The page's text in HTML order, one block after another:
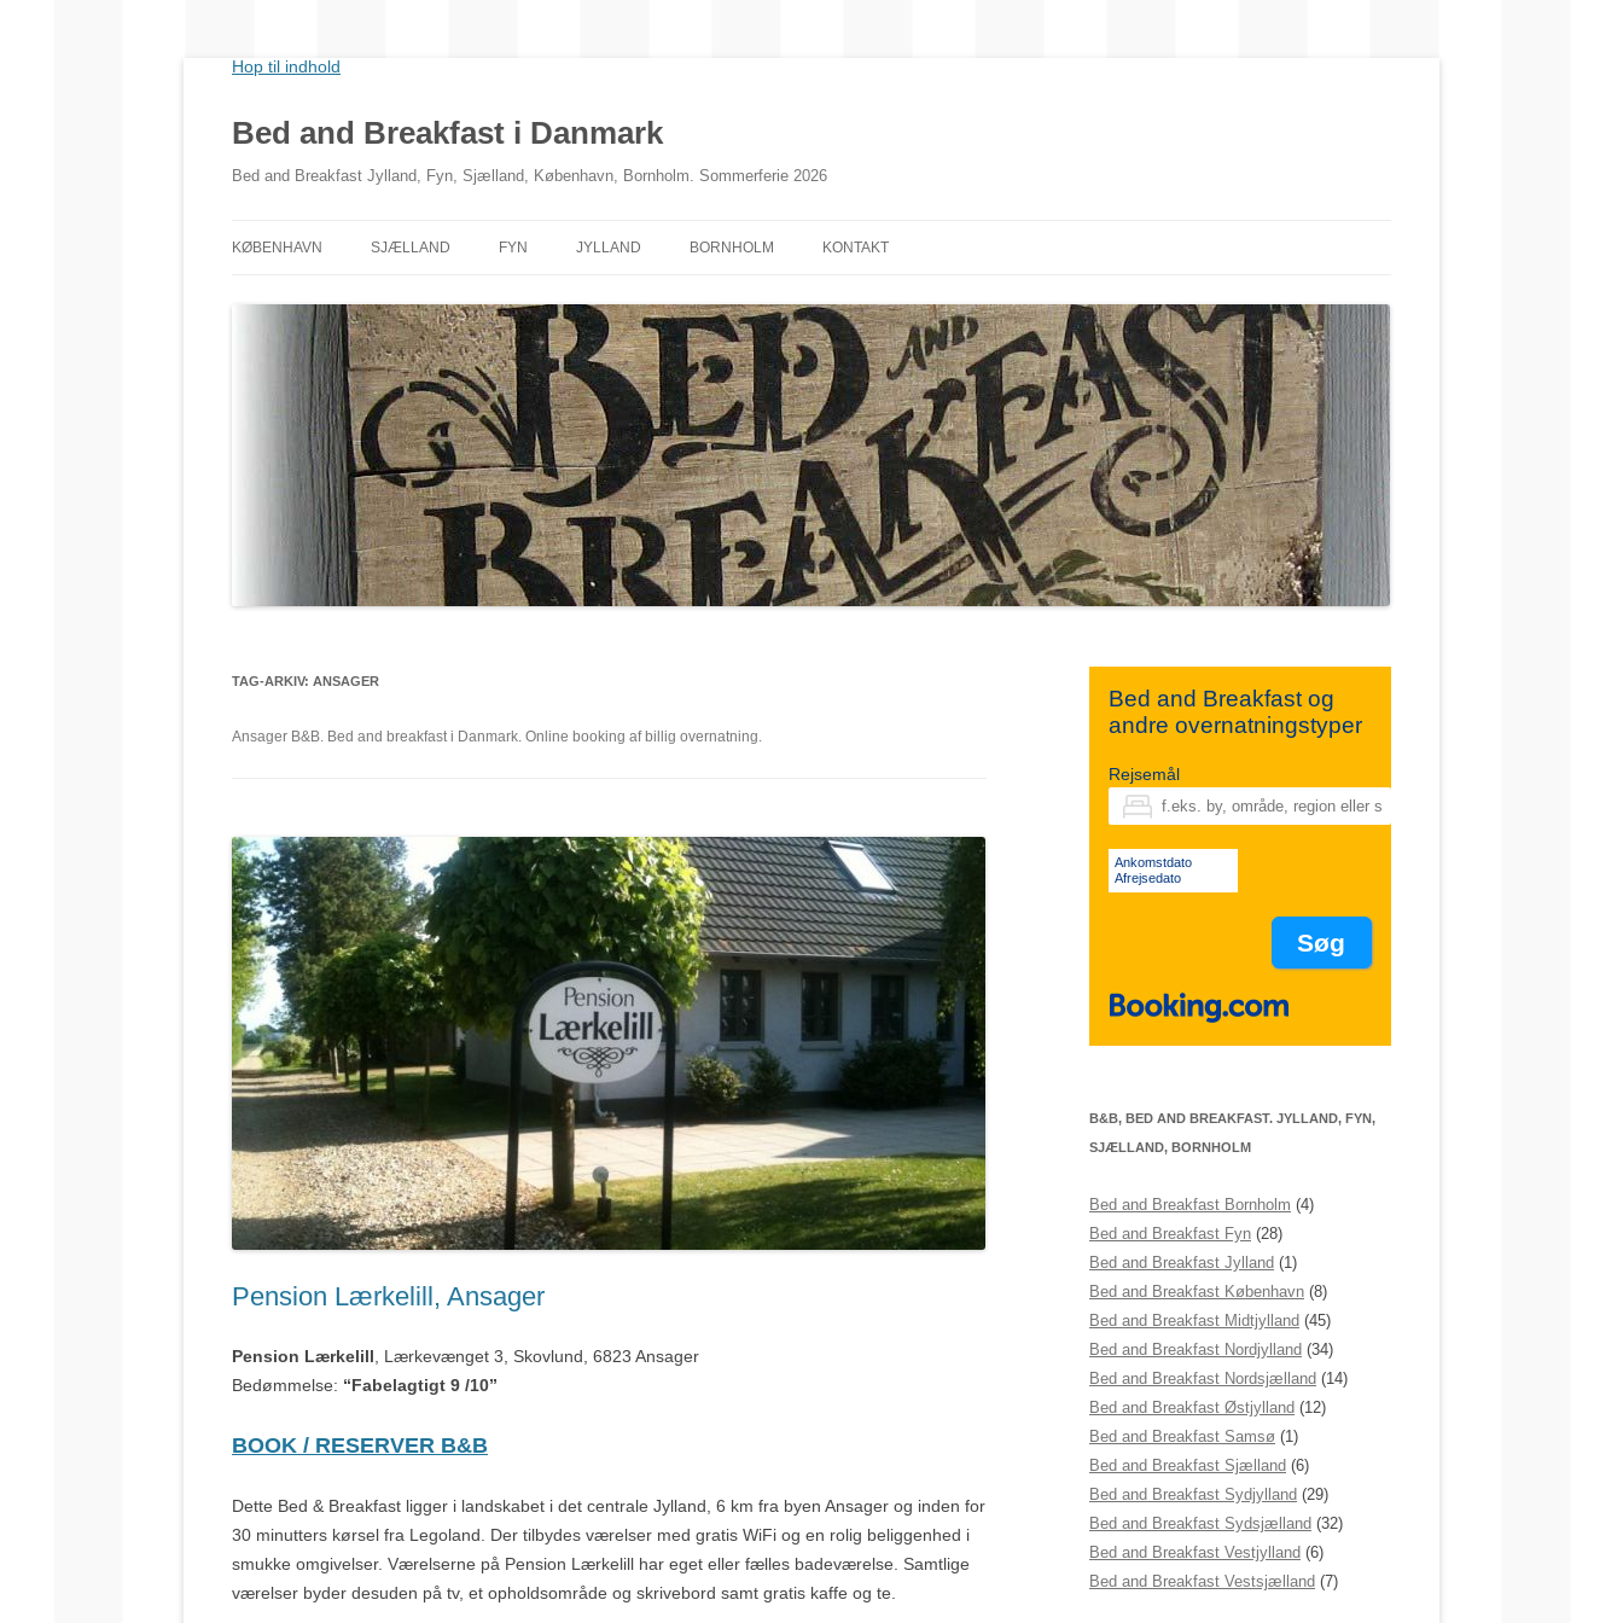
Hop til indhold
Bed and Breakfast i Danmark
Bed and Breakfast Jylland, Fyn, Sjælland, København, Bornholm. Sommerferie 2026
KØBENHAVN SJÆLLAND
VESTSJÆLLAND
SYDSJÆLLAND
FYN JYLLAND
MIDTJYLLAND
ØSTJYLLAND
SØNDERJYLLAND
BORNHOLM KONTAKT
TAG-ARKIV: ANSAGER
Ansager B&B. Bed and breakfast i Danmark. Online booking af billig overnatning.
Pension Lærkelill, Ansager
Pension Lærkelill , Lærkevænget 3, Skovlund, 6823 Ansager
Bedømmelse: “Fabelagtigt 9 /10”
BOOK / RESERVER B&B
Dette Bed & Breakfast ligger i landskabet i det centrale Jylland, 6 km fra byen Ansager og inden for
30 minutters kørsel fra Legoland. Der tilbydes værelser med gratis WiFi og en rolig beliggenhed i
smukke omgivelser. Værelserne på Pension Lærkelill har eget eller fælles badeværelse. Samtlige
værelser byder desuden på tv, et opholdsområde og skrivebord samt gratis kaffe og te.
Bed and Breakfast og
andre overnatningstyper
Rejsemål
Ankomstdato
Afrejsedato
B&B, BED AND BREAKFAST. JYLLAND, FYN,
SJÆLLAND, BORNHOLM
Bed and Breakfast Bornholm (4)
Bed and Breakfast Fyn (28)
Bed and Breakfast Jylland (1)
Bed and Breakfast København (8)
Bed and Breakfast Midtjylland (45)
Bed and Breakfast Nordjylland (34)
Bed and Breakfast Nordsjælland (14)
Bed and Breakfast Østjylland (12)
Bed and Breakfast Samsø (1)
Bed and Breakfast Sjælland (6)
Bed and Breakfast Sydjylland (29)
Bed and Breakfast Sydsjælland (32)
Bed and Breakfast Vestjylland (6)
Bed and Breakfast Vestsjælland (7)